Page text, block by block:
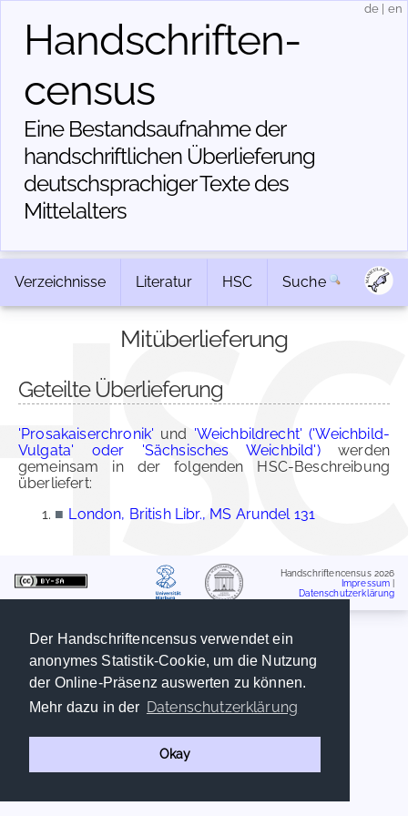
Der Handschriftencensus verwendet ein
anonymes Statistik-Cookie, um die Nutzung
der Online-Präsenz auswerten zu können.
Mehr dazu in der Datenschutzerklärung
Okay
Handschriften­
census
Eine Bestandsaufnahme der
handschriftlichen Über­lieferung
deutschsprachiger Texte des
Mittelalters
de en
Verzeichnisse Literatur HSC Suche
Mitüberlieferung
Geteilte Überlieferung
'Prosakaiserchronik' und 'Weichbildrecht' ('Weichbild-
Vulgata' oder 'Sächsisches Weichbild')werden
gemeinsam in der folgenden HSC-Beschreibung
überliefert:
■ London, British Libr., MS Arundel 131
Handschriftencensus 2026
Impressum
Datenschutzerklärung